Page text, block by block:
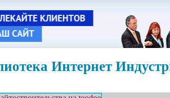
Интернет